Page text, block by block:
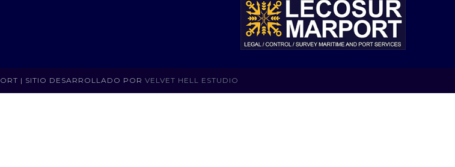
| SITIO DESARROLLADO POR VELVET HELL ESTUDIO